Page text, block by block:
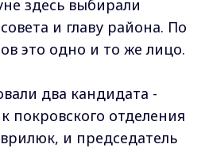
здесь выбирали
и главу района. По
это одно и то же лицо.
два кандидата -
покровского отделения
и председатель